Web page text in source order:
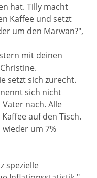
hat. Tilly macht
Kaffee und setzt
um den Marwan?",
mit deinen
setzt sich zurecht.
sich nicht
nach. Alle
auf den Tisch.
um 7%
spezielle